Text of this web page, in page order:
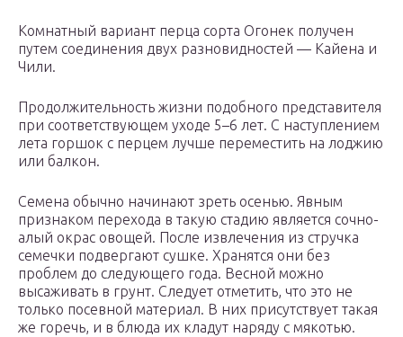
Комнатный вариант перца сорта Огонек получен
путем соединения двух разновидностей — Кайена и
Чили.
Продолжительность жизни подобного представителя
при соответствующем уходе 5–6 лет. С наступлением
лета горшок с перцем лучше переместить на лоджию
или балкон.
Семена обычно начинают зреть осенью. Явным
признаком перехода в такую стадию является сочно-
алый окрас овощей. После извлечения из стручка
семечки подвергают сушке. Хранятся они без
проблем до следующего года. Весной можно
высаживать в грунт. Следует отметить, что это не
только посевной материал. В них присутствует такая
же горечь, и в блюда их кладут наряду с мякотью.